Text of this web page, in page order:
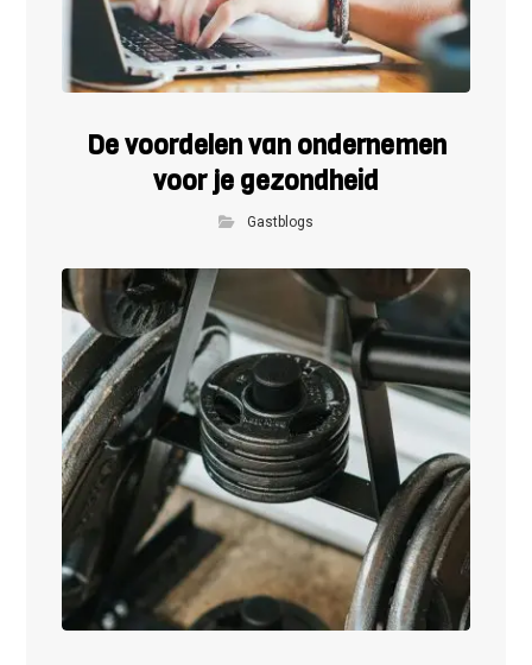
De voordelen van ondernemen
voor je gezondheid
Gastblogs